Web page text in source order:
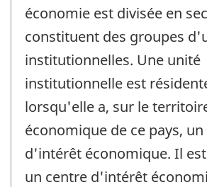
économie est divisée en
constituent des groupes
institutionnelles. Une unité
institutionnelle est
lorsqu'elle a, sur le
économique de ce pays,
d'intérêt économique. Il
un centre d'intérêt